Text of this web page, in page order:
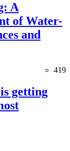
A
of Water-
and
419
getting